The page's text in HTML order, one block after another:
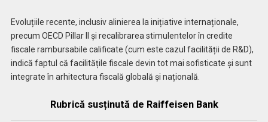
Evoluțiile recente, inclusiv alinierea la inițiative internaționale,
precum OECD Pillar II și recalibrarea stimulentelor în credite
fiscale rambursabile calificate (cum este cazul facilității de R&D),
indică faptul că facilitățile fiscale devin tot mai sofisticate și sunt
integrate în arhitectura fiscală globală și națională.
Rubrică susținută de Raiffeisen Bank